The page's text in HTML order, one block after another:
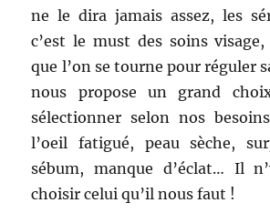
ne le dira jamais assez, les
c’est le must des soins visage,
que l’on se tourne pour réguler
nous propose un grand
sélectionner selon nos
l’oeil fatigué, peau sèche,
sébum, manque d’éclat… Il
choisir celui qu’il nous faut !